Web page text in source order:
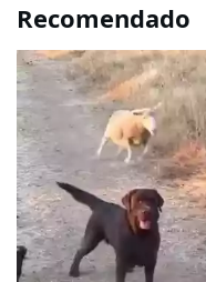
Recomendado